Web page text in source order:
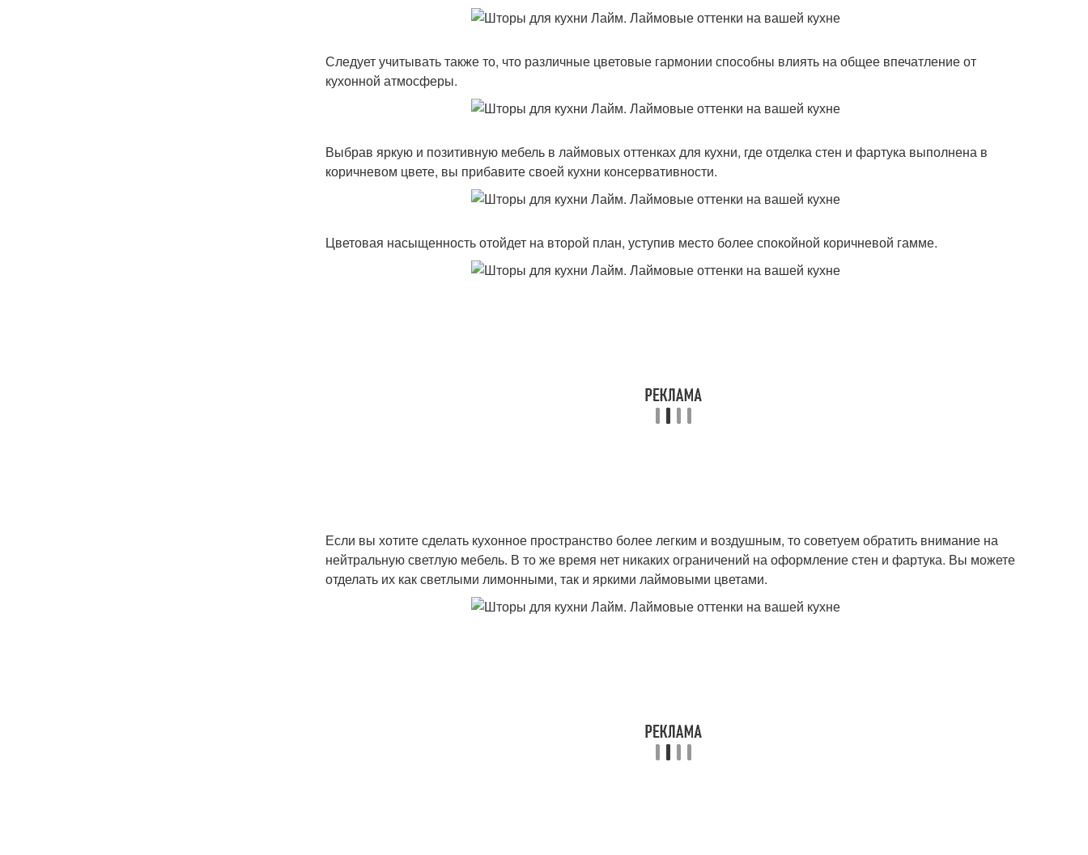
Следует учитывать также то, что различные цветовые гармонии способны влиять на общее впечатление от
кухонной атмосферы.
Выбрав яркую и позитивную мебель в лаймовых оттенках для кухни, где отделка стен и фартука выполнена в
коричневом цвете, вы прибавите своей кухни консервативности.
Цветовая насыщенность отойдет на второй план, уступив место более спокойной коричневой гамме.
Если вы хотите сделать кухонное пространство более легким и воздушным, то советуем обратить внимание на
нейтральную светлую мебель. В то же время нет никаких ограничений на оформление стен и фартука. Вы можете
отделать их как светлыми лимонными, так и яркими лаймовыми цветами.